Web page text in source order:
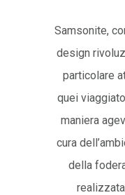
Samsonite,
design
particolare
quei
maniera
cura
della